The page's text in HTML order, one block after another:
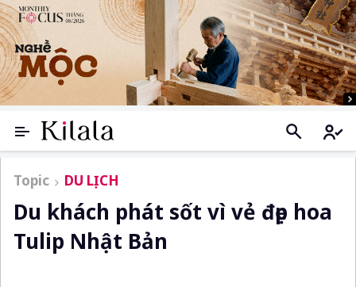
Topic DU LỊCH
Du khách phát sốt vì vẻ đẹp hoa
Tulip Nhật Bản